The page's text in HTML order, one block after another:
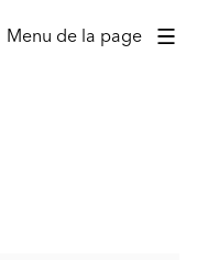
Menu de la page